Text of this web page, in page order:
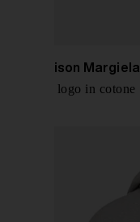
MM6 Maison Margiela
Felpa con logo in cotone